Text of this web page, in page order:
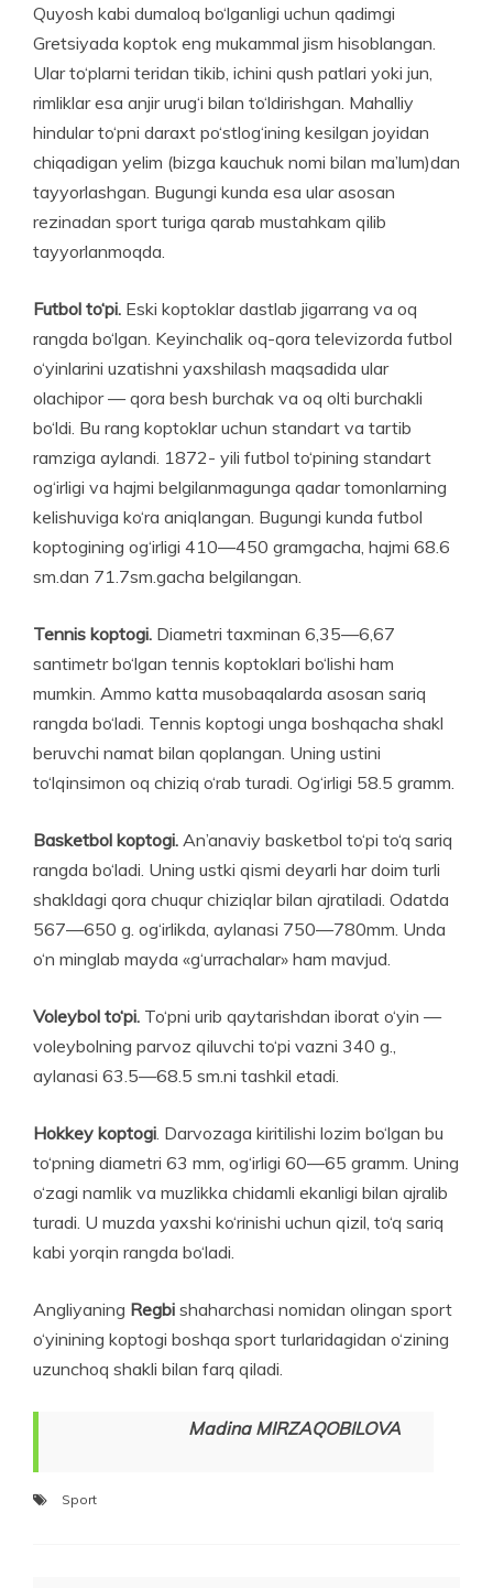
Quyosh kabi dumaloq bo‘lganligi uchun qadimgi
Gretsiyada koptok eng mukammal jism hisoblangan.
Ular to‘plarni teridan tikib, ichini qush patlari yoki jun,
rimliklar esa anjir urug‘i bilan to‘ldirishgan. Mahalliy
hindular to‘pni daraxt po‘stlog‘ining kesilgan joyidan
chiqadigan yelim (bizga kauchuk nomi bilan ma’lum)dan
tayyorlashgan. Bugungi kunda esa ular asosan
rezinadan sport turiga qarab mustahkam qilib
tayyorlanmoqda.
Futbol to‘pi. Eski koptoklar dastlab jigarrang va oq
rangda bo‘lgan. Keyinchalik oq-qora televizorda futbol
o‘yinlarini uzatishni yaxshilash maqsadida ular
olachipor — qora besh burchak va oq olti burchakli
bo‘ldi. Bu rang koptoklar uchun standart va tartib
ramziga aylandi. 1872- yili futbol to‘pining standart
og‘irligi va hajmi belgilanmagunga qadar tomonlarning
kelishuviga ko‘ra aniqlangan. Bugungi kunda futbol
koptogining og‘irligi 410—450 gramgacha, hajmi 68.6
sm.dan 71.7sm.gacha belgilangan.
Tennis koptogi. Diametri taxminan 6,35—6,67
santimetr bo‘lgan tennis koptoklari bo‘lishi ham
mumkin. Ammo katta musobaqalarda asosan sariq
rangda bo‘ladi. Tennis koptogi unga boshqacha shakl
beruvchi namat bilan qoplangan. Uning ustini
to‘lqinsimon oq chiziq o‘rab turadi. Og‘irligi 58.5 gramm.
Basketbol koptogi. An’anaviy basketbol to‘pi to‘q sariq
rangda bo‘ladi. Uning ustki qismi deyarli har doim turli
shakl­dagi qora chuqur chiziqlar bilan ajratiladi. Odatda
567—650 g. og‘irlikda, aylanasi 750—780mm. Unda
o‘n minglab mayda «g‘urrachalar» ham mavjud.
Voleybol to‘pi. To‘pni urib qaytarishdan iborat o‘yin —
voleybolning parvoz qiluvchi to‘pi vazni 340 g.,
aylanasi 63.5—68.5 sm.ni tashkil etadi.
Hokkey koptogi . Darvozaga kiritilishi lozim bo‘lgan bu
to‘pning diametri 63 mm, og‘irligi 60—65 gramm. Uning
o‘zagi namlik va muzlikka chidamli ekanligi bilan ajralib
turadi. U muzda yaxshi ko‘rinishi uchun qizil, to‘q sariq
kabi yorqin rangda bo‘ladi.
Angliyaning Regbi shaharchasi nomidan olingan sport
o‘yinining koptogi boshqa sport turlaridagidan o‘zining
uzunchoq shakli bilan farq qiladi.
Madina MIRZAQOBILOVA
Sport